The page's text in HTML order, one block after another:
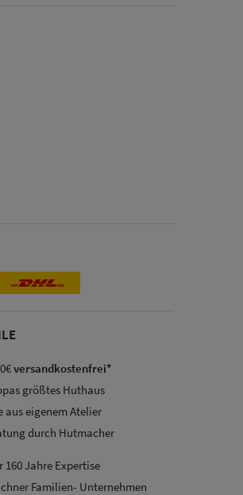
versandkostenfrei*
größtes Huthaus
aus eigenem Atelier
durch Hutmacher
160 Jahre Expertise
Familien- Unternehmen